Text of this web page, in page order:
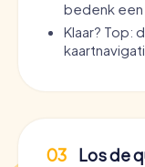
bedenk een
Klaar? Top:
03 Los de